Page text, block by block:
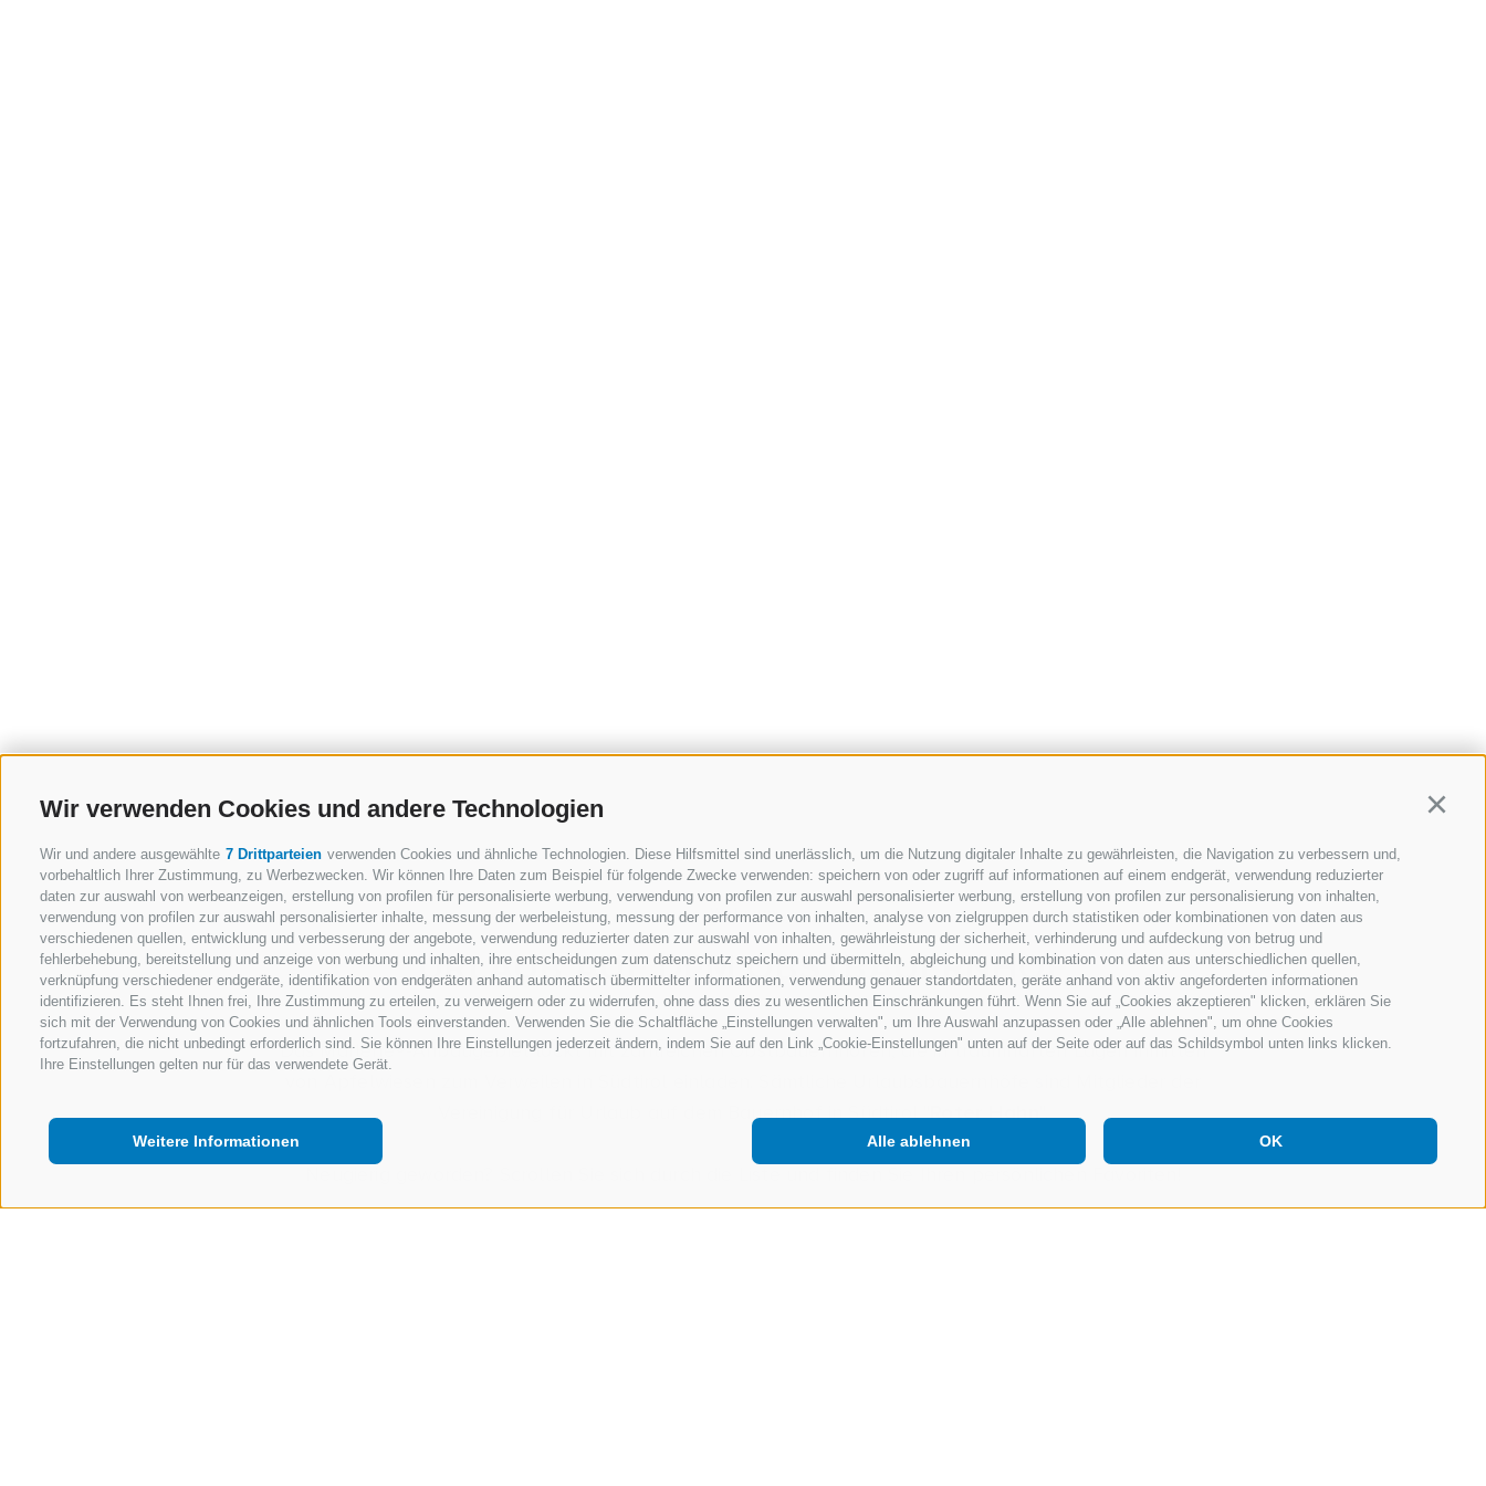
Wir verwenden Cookies und andere Technologien
Wir und andere ausgewählte 7 Drittparteien verwenden Cookies und ähnliche Technologien. Diese Hilfsmittel sind unerlässlich, um die Nutzung digitaler Inhalte zu gewährleisten, die Navigation zu verbessern und,
vorbehaltlich Ihrer Zustimmung, zu Werbezwecken. Wir können Ihre Daten zum Beispiel für folgende Zwecke verwenden: speichern von oder zugriff auf informationen auf einem endgerät, verwendung reduzierter
daten zur auswahl von werbeanzeigen, erstellung von profilen für personalisierte werbung, verwendung von profilen zur auswahl personalisierter werbung, erstellung von profilen zur personalisierung von inhalten,
verwendung von profilen zur auswahl personalisierter inhalte, messung der werbeleistung, messung der performance von inhalten, analyse von zielgruppen durch statistiken oder kombinationen von daten aus
verschiedenen quellen, entwicklung und verbesserung der angebote, verwendung reduzierter daten zur auswahl von inhalten, gewährleistung der sicherheit, verhinderung und aufdeckung von betrug und
fehlerbehebung, bereitstellung und anzeige von werbung und inhalten, ihre entscheidungen zum datenschutz speichern und übermitteln, abgleichung und kombination von daten aus unterschiedlichen quellen,
verknüpfung verschiedener endgeräte, identifikation von endgeräten anhand automatisch übermittelter informationen, verwendung genauer standortdaten, geräte anhand von aktiv angeforderten informationen
identifizieren. Es steht Ihnen frei, Ihre Zustimmung zu erteilen, zu verweigern oder zu widerrufen, ohne dass dies zu wesentlichen Einschränkungen führt. Wenn Sie auf „Cookies akzeptieren" klicken, erklären Sie
sich mit der Verwendung von Cookies und ähnlichen Tools einverstanden. Verwenden Sie die Schaltfläche „Einstellungen verwalten", um Ihre Auswahl anzupassen oder „Alle ablehnen", um ohne Cookies
fortzufahren, die nicht unbedingt erforderlich sind. Sie können Ihre Einstellungen jederzeit ändern, indem Sie auf den Link „Cookie-Einstellungen" unten auf der Seite oder auf das Schildsymbol unten links klicken.
Ihre Einstellungen gelten nur für das verwendete Gerät.
OK
Alle ablehnen
Weitere Informationen
Webcam
URLAUB AUF DEM OBSTBAUERNHOF
Das Marlene®-Anbaugebiet lockt mit zahlreichen Obstbauernhöfen, die in traumhaften Lagen inmitten
Vereinigung für Urlaub auf dem Bauernhof in Südtirol "Roter Hahn".